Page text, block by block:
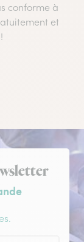
conforme à
et